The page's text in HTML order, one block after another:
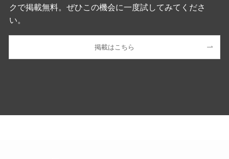
クで掲載無料。ぜひこの機会に一度試してみてくださ
い。
掲載はこちら